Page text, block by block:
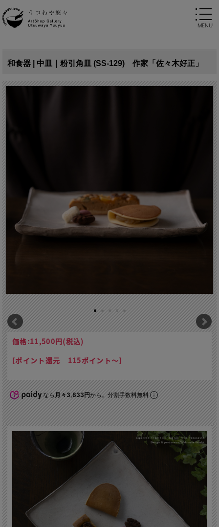
和食器 | 中皿｜粉引角皿 (SS-129) 作家「佐々木好正」
価格:11,500円(税込)
[ポイント還元 115ポイント～]
なら月々3,833円から。分割手数料無料